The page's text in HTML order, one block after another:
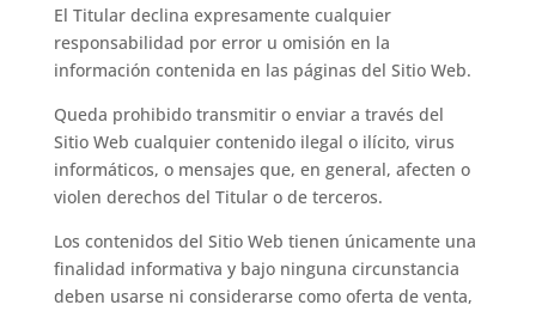
El Titular declina expresamente cualquier
responsabilidad por error u omisión en la
información contenida en las páginas del Sitio Web.
Queda prohibido transmitir o enviar a través del
Sitio Web cualquier contenido ilegal o ilícito, virus
informáticos, o mensajes que, en general, afecten o
violen derechos del Titular o de terceros.
Los contenidos del Sitio Web tienen únicamente una
finalidad informativa y bajo ninguna circunstancia
deben usarse ni considerarse como oferta de venta,